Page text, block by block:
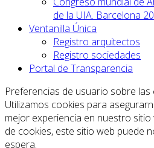
de la UIA. Barcelona
Ventanilla Única
Registro arquitectos
Registro sociedades
Portal de Transparencia
Preferencias de usuario sobre las
Utilizamos cookies para
mejor experiencia en nuestro sitio
de cookies, este sitio web puede
espera.